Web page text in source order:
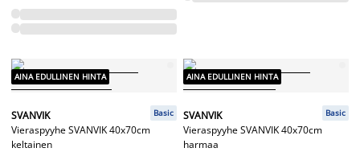
AINA EDULLINEN HINTA
SVANVIK
Vieraspyyhe SVANVIK 40x70cm
keltainen
Basic
AINA EDULLINEN HINTA
SVANVIK
Vieraspyyhe SVANVIK 40x70cm
harmaa
Basic